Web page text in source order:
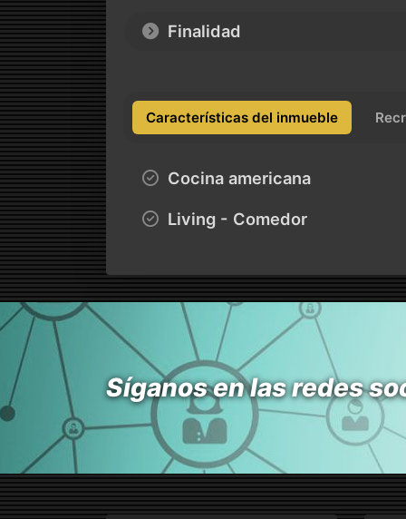
Finalidad
Características del inmueble
Cocina americana
Living - Comedor
Síganos en las redes